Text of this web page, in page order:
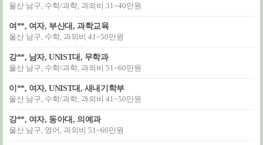
울산 남구, 수학/과학, 과외비 31~40만원
여**, 여자, 부산대, 과학교육
울산 남구, 수학, 과외비 41~50만원
강**, 남자, UNIST대, 무학과
울산 남구, 수학/과학, 과외비 51~60만원
이**, 여자, UNIST대, 새내기학부
울산 남구, 수학/과학, 과외비 41~50만원
강**, 여자, 동아대, 의예과
울산 남구, 영어, 과외비 51~60만원